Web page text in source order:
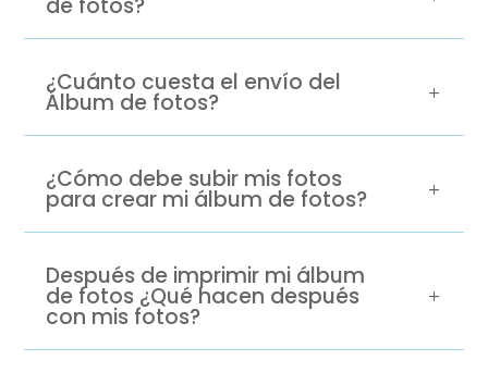
¿Cuánto cuesta el envío del
Álbum de fotos?
¿Cómo debe subir mis fotos
para crear mi álbum de fotos?
Después de imprimir mi álbum
de fotos ¿Qué hacen después
con mis fotos?